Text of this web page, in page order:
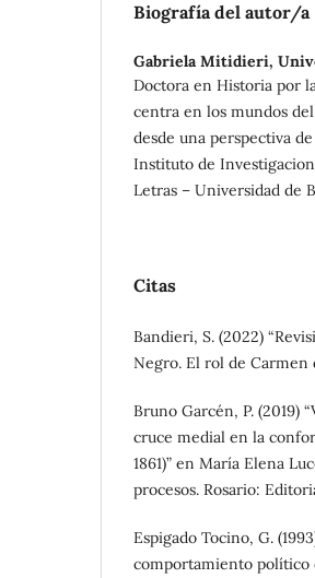
Biografía del autor/a
Gabriela Mitidieri,
Doctora en Historia por
centra en los mundos
desde una perspectiva
Instituto de
Letras – Universidad de
Citas
Bandieri, S. (2022)
Negro. El rol de Carmen
Bruno Garcén, P. (2019)
cruce medial en la
1861)” en María Elena
procesos. Rosario:
Espigado Tocino, G.
comportamiento político